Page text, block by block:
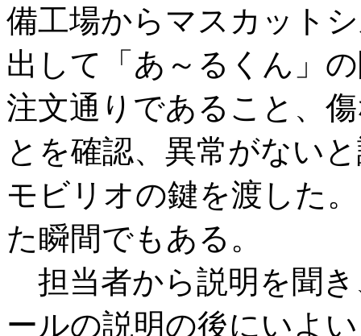
備工場からマスカット
出して「あ～るくん」
注文通りであること、
とを確認、異常がない
モビリオの鍵を渡した
た瞬間でもある。
担当者から説明を聞
ールの説明の後にいよ